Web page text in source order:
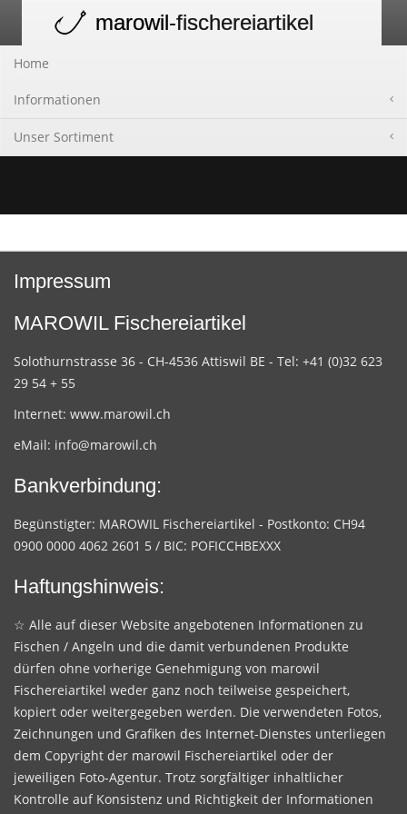
navigation
marowil-fischereiartikel
Home
Informationen
Unser Sortiment
Impressum
MAROWIL Fischereiartikel
Solothurnstrasse 36 - CH-4536 Attiswil BE - Tel: +41 (0)32 623
29 54 + 55
Internet: www.marowil.ch
eMail: info@marowil.ch
Bankverbindung:
Begünstigter: MAROWIL Fischereiartikel - Postkonto: CH94
0900 0000 4062 2601 5 / BIC: POFICCHBEXXX
Haftungshinweis:
☆ Alle auf dieser Website angebotenen Informationen zu
Fischen / Angeln und die damit verbundenen Produkte
dürfen ohne vorherige Genehmigung von marowil
Fischereiartikel weder ganz noch teilweise gespeichert,
kopiert oder weitergegeben werden. Die verwendeten Fotos,
Zeichnungen und Grafiken des Internet-Dienstes unterliegen
dem Copyright der marowil Fischereiartikel oder der
jeweiligen Foto-Agentur. Trotz sorgfältiger inhaltlicher
Kontrolle auf Konsistenz und Richtigkeit der Informationen